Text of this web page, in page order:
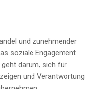
und zunehmender
soziale Engagement
geht darum, sich für
und Verantwortung